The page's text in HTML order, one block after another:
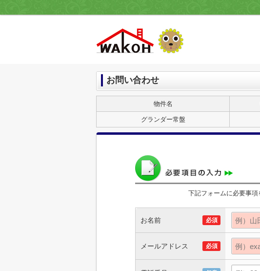
お問い合わせ
物件名
グランダー常盤
下記フォームに必要事
お名前 必須
メールアドレス 必須